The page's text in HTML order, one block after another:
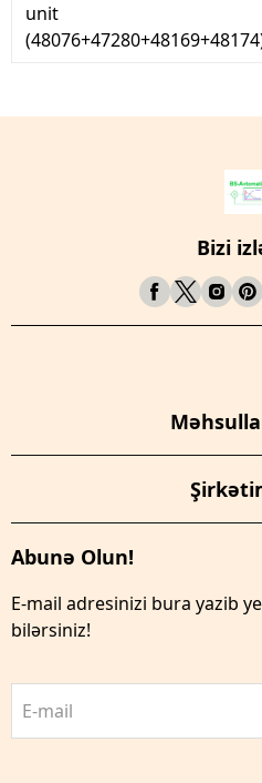
unit
Bizi
Abunə Olun!
E-mail adresinizi bura yazib
bilərsiniz!
E-mail